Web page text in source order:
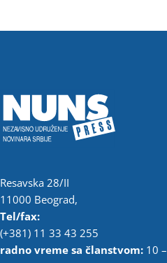
Resavska 28/II
11000 Beograd,
Tel/fax:
(+381) 11 33 43 255
radno vreme sa članstvom: 10